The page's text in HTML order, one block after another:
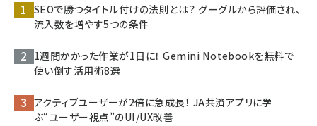
SEOで勝つタイトル付けの法則とは？ グーグルから評価され、
流入数を増やす5つの条件
1週間かかった作業が1日に！ Gemini Notebookを無料で
使い倒す活用術8選
アクティブユーザーが2倍に急成長！ JA共済アプリに学
ぶ“ユーザー視点”のUI/UX改善